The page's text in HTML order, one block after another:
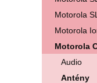
Motorola
Motorola
Motorola
Audio
Antény